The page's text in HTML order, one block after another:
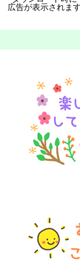
広告が表示されます